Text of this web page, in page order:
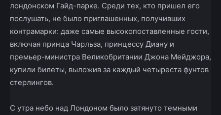
лондонском Гайд­-парке. Среди тех, кто пришел его
послушать, не было приглашенных, получивших
контрамарки: даже самые высокопоставленные гости,
включая принца Чарльза, принцессу Диану и
премьер-­министра Великобритании Джона Мейджора,
купили билеты, выложив за каждый четыреста фунтов
стерлингов.
С утра небо над Лондоном было затянуто темными